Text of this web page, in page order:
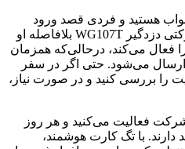
هستید و فردی قصد ورود
غیرمجاز را دارد. سنسورهای حرکتی دزدگیر WG107T بلافاصله او
فعال می‌کند، درحالی‌که همزمان
می‌شود. حتی اگر در سفر
را بررسی کنید و در صورت نیاز،
فعالیت می‌کنید و هر روز
با تگ کارت هوشمند،